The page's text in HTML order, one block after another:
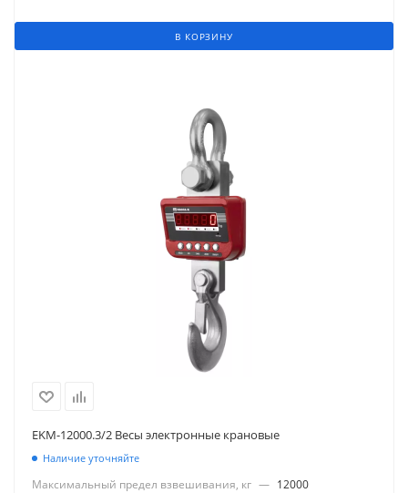
В КОРЗИНУ
EKM-12000.3/2 Весы электронные крановые
Наличие уточняйте
Максимальный предел взвешивания, кг — 12000